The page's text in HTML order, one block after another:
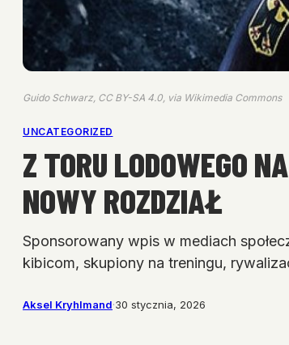
Guido Schwarz, CC BY-SA 4.0, via Wikimedia Commons
UNCATEGORIZED
Z TORU LODOWEGO
NOWY ROZDZIAŁ
Sponsorowany wpis w mediach
kibicom, skupiony na treningu,
Aksel Kryhlmand·30 stycznia, 2026